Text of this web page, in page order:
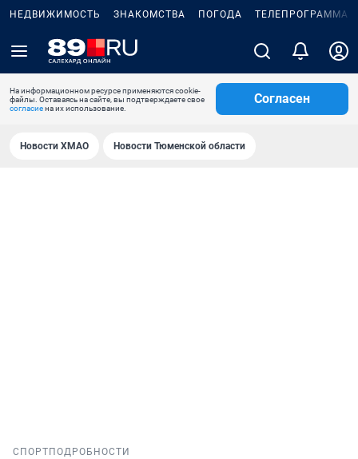
НЕДВИЖИМОСТЬ ЗНАКОМСТВА ПОГОДА ТЕЛЕПРОГРАММА
На информационном ресурсе применяются cookie-
файлы. Оставаясь на сайте, вы подтверждаете свое
согласиена их использование.
Согласен
Новости ХМАО Новости Тюменской области
СПОРТ ПОДРОБНОСТИ